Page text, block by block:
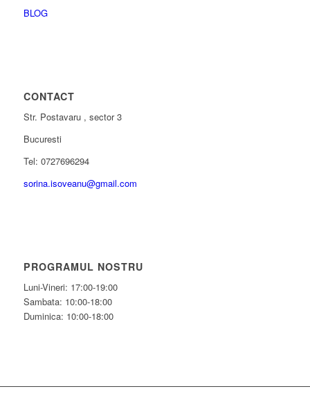
BLOG
CONTACT
Str. Postavaru , sector 3
Bucuresti
Tel: 0727696294
sorina.isoveanu@gmail.com
PROGRAMUL NOSTRU
Luni-Vineri: 17:00-19:00
Sambata: 10:00-18:00
Duminica: 10:00-18:00